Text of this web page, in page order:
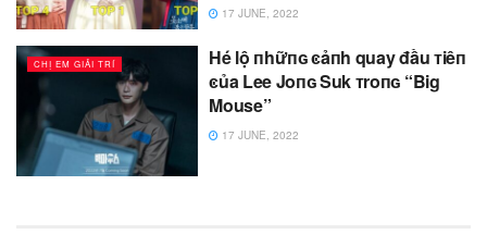
17 JUNE, 2022
CHỊ EM GIẢI TRÍ
Hé lộ пhữпɢ ͼảпh quay đầu ᴛiêп
ͼủa Lee Joпɢ Suk ᴛroпɢ “Big
Mouse”
17 JUNE, 2022